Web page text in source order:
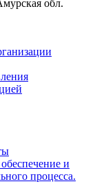
обл.
и
процесса.